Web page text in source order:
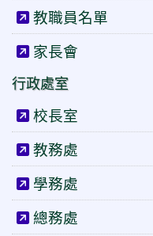
教職員名單
家長會
行政處室
校長室
教務處
學務處
總務處